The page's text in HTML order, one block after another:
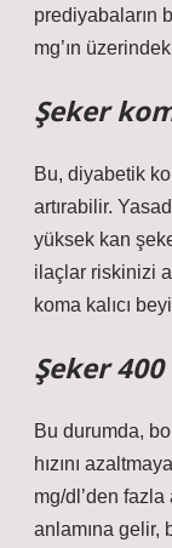
prediyabaların
mg’ın
Şeker
Bu, diyabetik
artırabilir.
yüksek kan
ilaçlar riskinizi
koma kalıcı
Şeker
Bu durumda,
hızını
mg/dl’den
anlamına gelir,